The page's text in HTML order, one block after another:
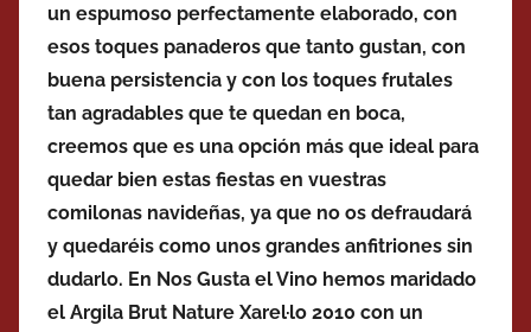
un espumoso perfectamente elaborado, con
esos toques panaderos que tanto gustan, con
buena persistencia y con los toques frutales
tan agradables que te quedan en boca,
creemos que es una opción más que ideal para
quedar bien estas fiestas en vuestras
comilonas navideñas, ya que no os defraudará
y quedaréis como unos grandes anfitriones sin
dudarlo. En Nos Gusta el Vino hemos maridado
el Argila Brut Nature Xarel·lo 2010 con un